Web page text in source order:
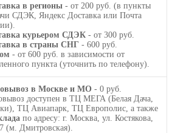
в регионы - от 200 руб. (в пункты
СДЭК, Яндекс Доставка или Почта
курьером СДЭК - от 300 руб.
в страны СНГ - 600 руб.
- от 600 руб. в зависимости от
пункта (уточнить по телефону).
в Москве и МО - 0 руб.
доступен в ТЦ МЕГА (Белая Дача,
ТЦ Авиапарк, ТЦ Европолис, а также
по адресу: г. Москва, ул. Костякова,
(м. Дмитровская).